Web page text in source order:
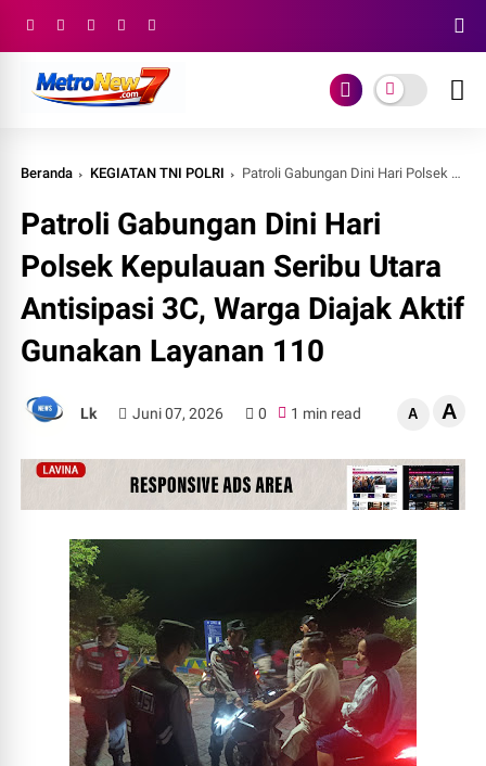
Beranda KEGIATAN TNI POLRI Patroli Gabungan Dini Hari Polsek Kepulauan Seribu Utara Antisipasi 3C, Warga Diajak Aktif Gunakan Layanan 110
Patroli Gabungan Dini Hari
Polsek Kepulauan Seribu Utara
Antisipasi 3C, Warga Diajak Aktif
Gunakan Layanan 110
Lk Juni 07, 2026 0 1 min read A A